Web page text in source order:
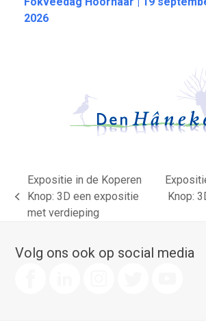
2026
previous
post:
Expositie in de Koperen
Knop: 3D een expositie
met verdieping
next
Knop:
Volg ons ook op social media